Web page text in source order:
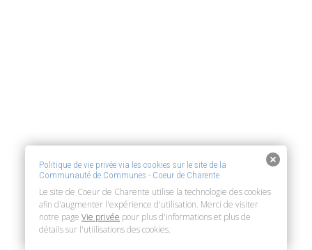
Politique de vie privée via les cookies sur le site de la
Communauté de Communes - Coeur de Charente
Le site de Coeur de Charente utilise la technologie des cookies
afin d'augmenter l'expérience d'utilisation. Merci de visiter
notre page Vie privée pour plus d'informations et plus de
détails sur l'utiilisations des cookies.